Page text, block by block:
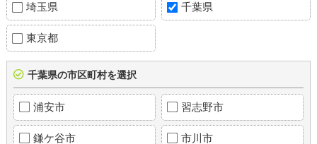
埼玉県 千葉県
東京都
千葉県の市区町村を選択
浦安市 習志野市
鎌ケ谷市 市川市